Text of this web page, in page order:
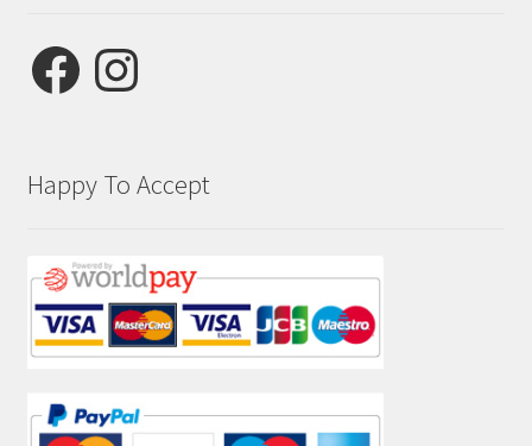
FacebookInstagram
Happy To Accept